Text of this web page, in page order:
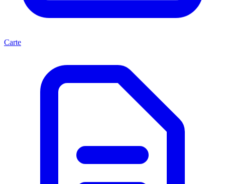
Carte